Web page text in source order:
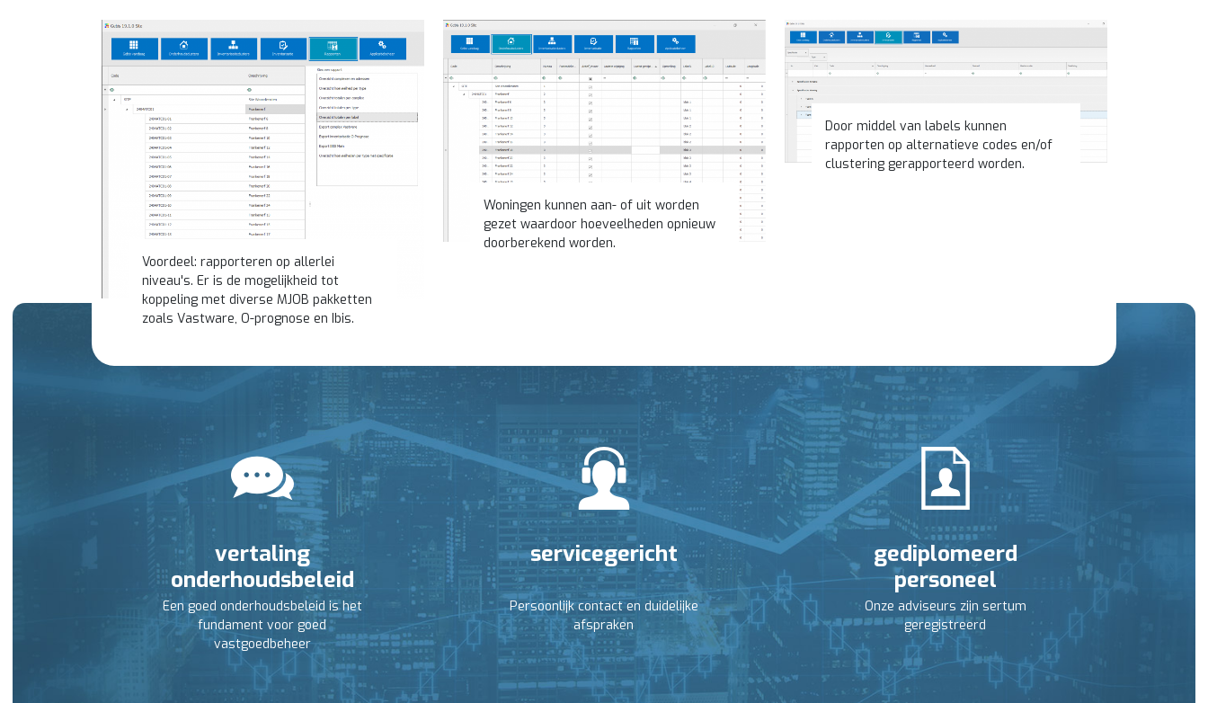
Voordeel: rapporteren op allerlei
niveau's. Er is de mogelijkheid tot
koppeling met diverse MJOB pakketten
zoals Vastware, O-prognose en Ibis.
Woningen kunnen aan- of uit worden
gezet waardoor hoeveelheden opnieuw
doorberekend worden.
Door middel van labels kunnen
rapporten op alternatieve codes en/of
clustering gerapporteerd worden.
vertaling
onderhoudsbeleid
Een goed onderhoudsbeleid is het
fundament voor goed
vastgoedbeheer
servicegericht
Persoonlijk contact en duidelijke
afspraken
gediplomeerd
personeel
Onze adviseurs zijn sertum
geregistreerd